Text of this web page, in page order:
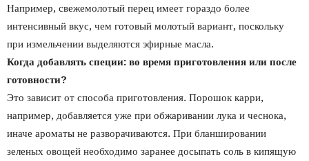
Например, свежемолотый перец имеет гораздо более
интенсивный вкус, чем готовый молотый вариант, поскольку
при измельчении выделяются эфирные масла.
Когда добавлять специи: во время приготовления или после
готовности?
Это зависит от способа приготовления. Порошок карри,
например, добавляется уже при обжаривании лука и чеснока,
иначе ароматы не разворачиваются. При бланшировании
зеленых овощей необходимо заранее досыпать соль в кипящую